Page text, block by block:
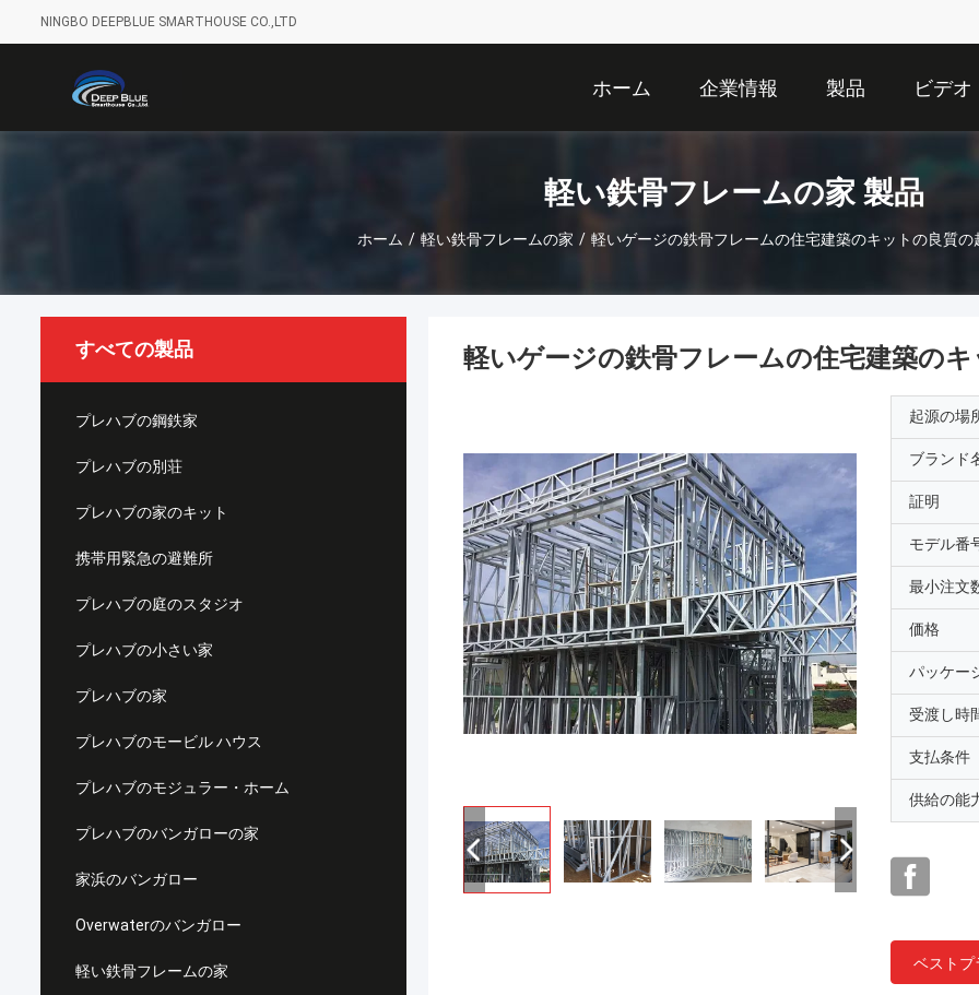
NINGBO DEEPBLUE SMARTHOUSE CO.,LTD
ホーム 企業情報 製品 ビデオ
軽い鉄骨フレームの家 製品
ホーム / 軽い鉄骨フレームの家 / 軽いゲージの鉄骨フレームの住宅建築のキットの良質の
すべての製品
プレハブの鋼鉄家
プレハブの別荘
プレハブの家のキット
携帯用緊急の避難所
プレハブの庭のスタジオ
プレハブの小さい家
プレハブの家
プレハブのモービル ハウス
プレハブのモジュラー・ホーム
プレハブのバンガローの家
家浜のバンガロー
Overwaterのバンガロー
軽い鉄骨フレームの家
軽いゲージの鉄骨フレームの住宅建築の
起源の場
ブランド
証明
モデル番
最小注文
価格
パッケー
受渡し時
支払条件
供給の能
ベストプ